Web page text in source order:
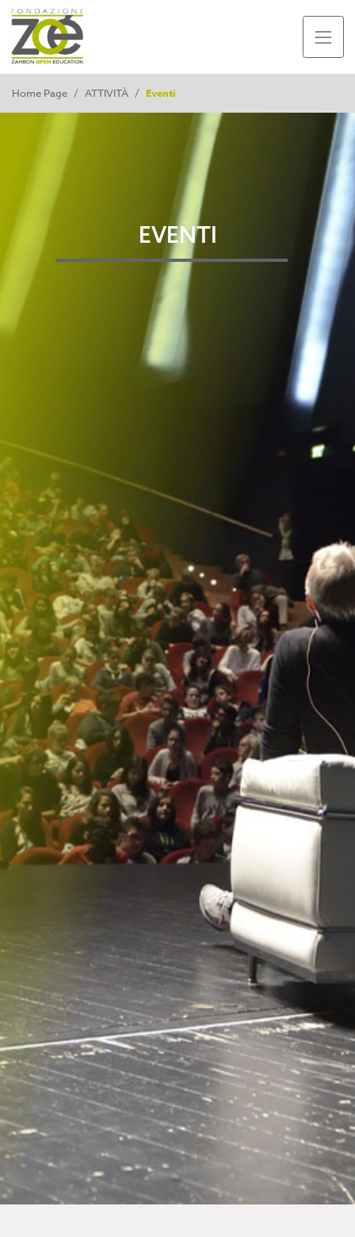
Home Page / ATTIVITÀ / Eventi
EVENTI